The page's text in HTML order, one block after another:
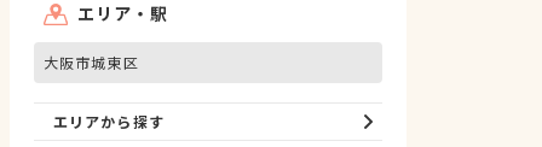
エリア・駅
大阪市城東区
エリアから探す